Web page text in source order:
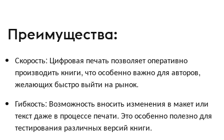
Преимущества:
Скорость: Цифровая печать позволяет оперативно
производить книги, что особенно важно для авторов,
желающих быстро выйти на рынок.
Гибкость: Возможность вносить изменения в макет или
текст даже в процессе печати. Это особенно полезно для
тестирования различных версий книги.